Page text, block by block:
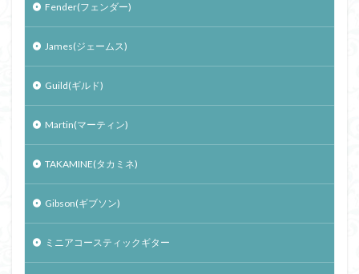
Fender(フェンダー)
James(ジェームス)
Guild(ギルド)
Martin(マーティン)
TAKAMINE(タカミネ)
Gibson(ギブソン)
ミニアコースティックギター